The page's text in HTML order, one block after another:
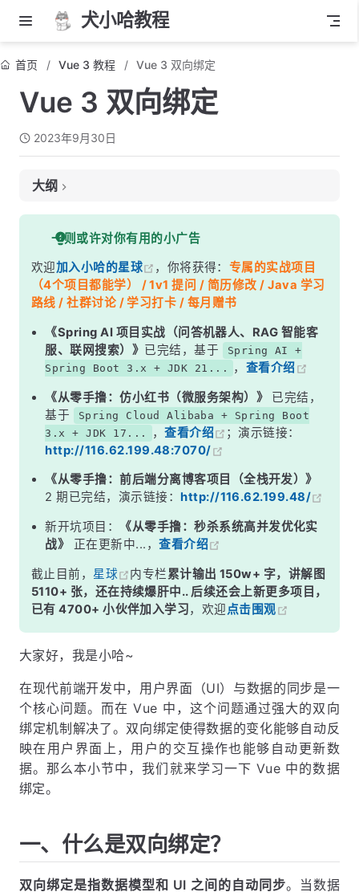
犬小哈教程
首页 Vue 3 教程 Vue 3 双向绑定
Vue 3 双向绑定
2023年9月30日
大纲
一、什么是双向绑定？
二、双向绑定的优势
三、双向绑定原理
四、表单输入的双向绑定
4.1 文本框双向绑定
4.2 复选框双向绑定
4.4 下拉列表双向绑定
五、结语
一则或许对你有用的小广告
欢迎加入小哈的星球 ，你将获得： 专属的实战项目
（4个项目都能学） / 1v1 提问 / 简历修改 / Java 学习
路线 / 社群讨论 / 学习打卡 / 每月赠书
《Spring AI 项目实战（问答机器人、RAG 智能客
服、联网搜索）》 已完结，基于
Spring AI +
Spring Boot 3.x + JDK 21...
， 查看介绍
《从零手撸：仿小红书（微服务架构）》
已完结，
基于
Spring Cloud Alibaba + Spring Boot
3.x + JDK 17...
，查看介绍
；演示链接：
http://116.62.199.48:7070/
《从零手撸：前后端分离博客项目（全栈开发）》
2 期已完结，演示链接： http://116.62.199.48/
新开坑项目：
《从零手撸：秒杀系统高并发优化实
战》
正在更新中...，查看介绍
截止目前， 星球 内专栏累计输出 150w+ 字，讲解图
5110+ 张，还在持续爆肝中.. 后续还会上新更多项目，
已有 4700+ 小伙伴加入学习，欢迎点击围观
大家好，我是小哈~
在现代前端开发中，用户界面（UI）与数据的同步是一
个核心问题。而在 Vue 中，这个问题通过强大的双向
绑定机制解决了。双向绑定使得数据的变化能够自动反
映在用户界面上，用户的交互操作也能够自动更新数
据。那么本小节中，我们就来学习一下 Vue 中的数据
绑定。
一、什么是双向绑定？
双向绑定是指数据模型和 UI 之间的自动同步。当数据